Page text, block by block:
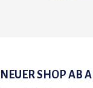
NEUER SHOP AB